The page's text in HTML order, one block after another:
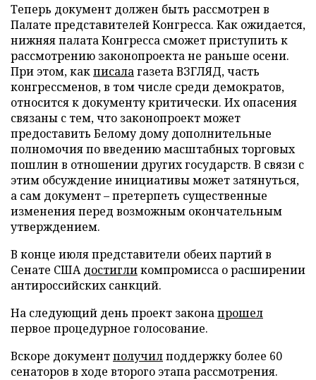
Теперь документ должен быть рассмотрен в
Палате представителей Конгресса. Как ожидается,
нижняя палата Конгресса сможет приступить к
рассмотрению законопроекта не раньше осени.
При этом, какписалагазета ВЗГЛЯД, часть
конгрессменов, в том числе среди демократов,
относится к документу критически. Их опасения
связаны с тем, что законопроект может
предоставить Белому дому дополнительные
полномочия по введению масштабных торговых
пошлин в отношении других государств. В связи с
этим обсуждение инициативы может затянуться,
а сам документ – претерпеть существенные
изменения перед возможным окончательным
утверждением.
В конце июля представители обеих партий в
Сенате СШАдостигликомпромисса о расширении
антироссийских санкций.
На следующий день проект законапрошел
первое процедурное голосование.
Вскоре документполучилподдержку более 60
сенаторов в ходе второго этапа рассмотрения.